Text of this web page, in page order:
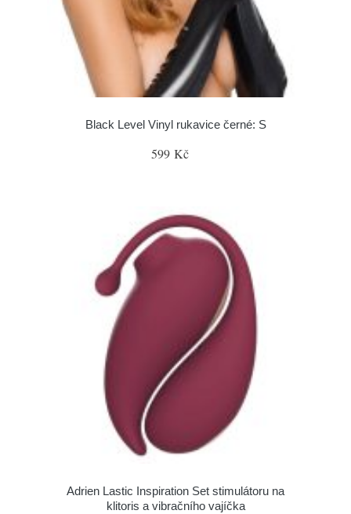
Black Level Vinyl rukavice černé: S
599 Kč
Adrien Lastic Inspiration Set stimulátoru na
klitoris a vibračního vajíčka